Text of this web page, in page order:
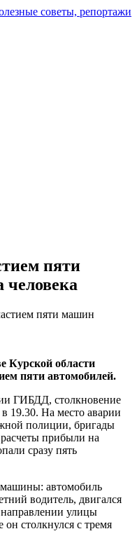
пяти
человека
пяти машин
Курской области
пяти автомобилей.
ГИБДД, столкновение
19.30. На место аварии
полиции, бригады
прибыли на
сразу пять
машины: автомобиль
водитель, двигался
улицы
столкнулся с тремя